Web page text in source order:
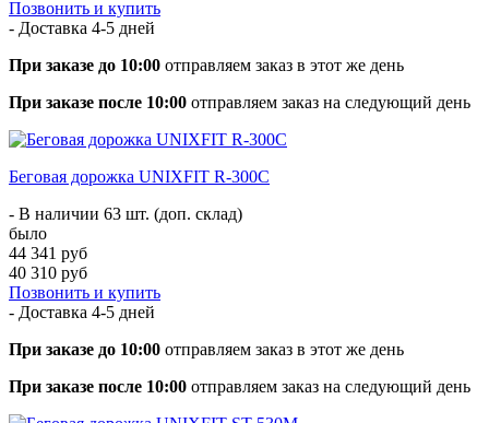
Позвонить и купить
- Доставка 4-5 дней
При заказе до 10:00 отправляем заказ в этот же день
При заказе после 10:00 отправляем заказ на следующий день
Беговая дорожка UNIXFIT R-300C
- В наличии 63 шт. (доп. склад)
было
44 341 руб
40 310 руб
Позвонить и купить
- Доставка 4-5 дней
При заказе до 10:00 отправляем заказ в этот же день
При заказе после 10:00 отправляем заказ на следующий день